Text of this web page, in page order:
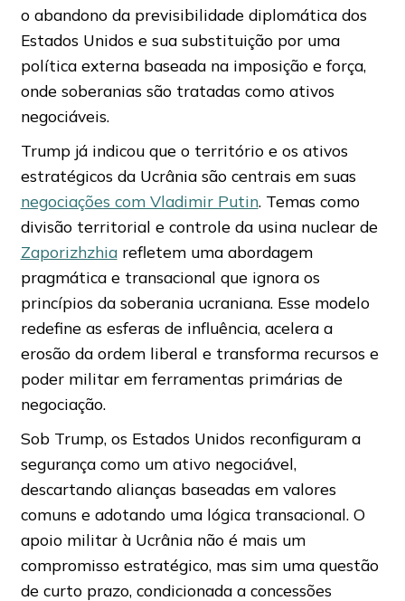
o abandono da previsibilidade diplomática dos
Estados Unidos e sua substituição por uma
política externa baseada na imposição e força,
onde soberanias são tratadas como ativos
negociáveis.
Trump já indicou que o território e os ativos
estratégicos da Ucrânia são centrais em suas
negociações com Vladimir Putin. Temas como
divisão territorial e controle da usina nuclear de
Zaporizhzhiarefletem uma abordagem
pragmática e transacional que ignora os
princípios da soberania ucraniana. Esse modelo
redefine as esferas de influência, acelera a
erosão da ordem liberal e transforma recursos e
poder militar em ferramentas primárias de
negociação.
Sob Trump, os Estados Unidos reconfiguram a
segurança como um ativo negociável,
descartando alianças baseadas em valores
comuns e adotando uma lógica transacional. O
apoio militar à Ucrânia não é mais um
compromisso estratégico, mas sim uma questão
de curto prazo, condicionada a concessões